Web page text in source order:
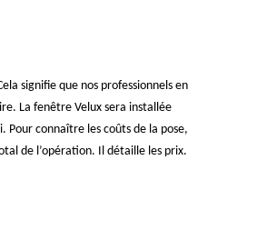
signifie que nos professionnels en
La fenêtre Velux sera installée
Pour connaître les coûts de la pose,
de l’opération. Il détaille les prix.